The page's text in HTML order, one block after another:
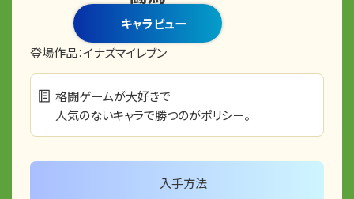
キャラビュー
登場作品：イナズマイレブン
格闘ゲームが大好きで
人気のないキャラで勝つのがポリシー。
入手方法